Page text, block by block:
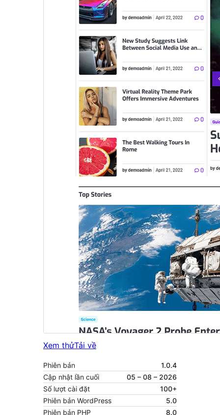
Xem thửTải về
Phiên bản
1.0.4
Cập nhật lần cuối
05 – 08 – 2026
Số lượt cài đặt
100+
Phiên bản WordPress
5.0
Phiên bản PHP
8.0